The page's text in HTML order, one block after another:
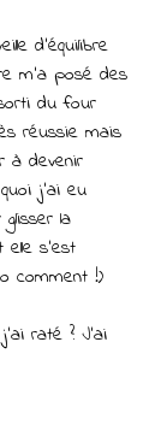
d'équilibre
m'a posé des
du four
réussie mais
à devenir
j'ai eu
la
elle s'est
comment !)
raté ? J'ai